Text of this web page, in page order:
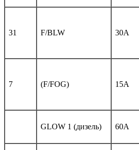
31 F/BLW 30A
7 (F/FOG) 15А
GLOW 1 (дизель) 60А